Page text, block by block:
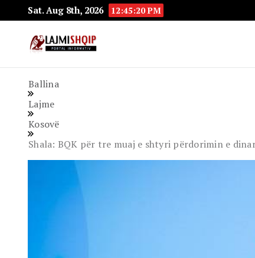
Sat. Aug 8th, 2026 12:45:21 PM
Ballina
Lajme
Kosovë
Shala: BQK për tre muaj e shtyri përdorimin e